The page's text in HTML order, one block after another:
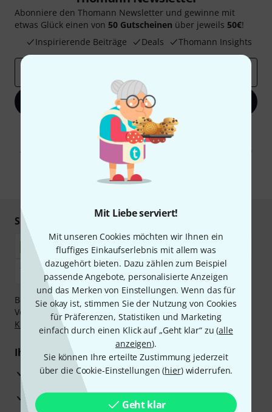
Mit Liebe serviert!
Mit unseren Cookies möchten wir Ihnen ein
fluffiges Einkaufserlebnis mit allem was
dazugehört bieten. Dazu zählen zum Beispiel
passende Angebote, personalisierte Anzeigen
und das Merken von Einstellungen. Wenn das für
Sie okay ist, stimmen Sie der Nutzung von Cookies
für Präferenzen, Statistiken und Marketing
einfach durch einen Klick auf „Geht klar“ zu (alle
anzeigen).
Sie können Ihre erteilte Zustimmung jederzeit
über die Cookie-Einstellungen (hier) widerrufen.
Geht klar
Abonniere den Thomann Newsletter und gewinne mit
etwas Glück einen von 50 Gutscheinen über jeweils 50€!
Inspirierende Beiträge
Deals Thomann Insights
Jetzt anmelden
Mit Klick auf „Jetzt anmelden“ stimmen Sie dem Erhalt von E-Mail-
Werbung und einer Messung des E-Mail-Nutzungsverhaltens zu. Die
Abmeldung ist jederzeit möglich. Weitere Informationen finden Sie in
unseren
Datenschutzhinweisen
* Pflichtfeld
Sicher einkaufen & bezahlen
Bezahlen Sie vertraulich und sicher per Nachnahme,
Vorkasse, PayPal, Amazon Pay, Klarna Sofort bezahlen
Klarna Ratenzahlungoder Kreditkarte.
Ihre Vorteile
3 Jahre Thomann Garantie
30 Tage Money-Back-Garantie